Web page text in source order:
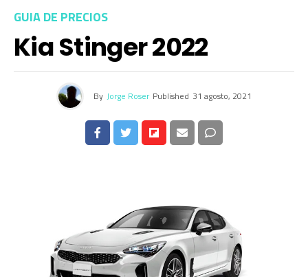
GUIA DE PRECIOS
Kia Stinger 2022
By Jorge Roser Published 31 agosto, 2021